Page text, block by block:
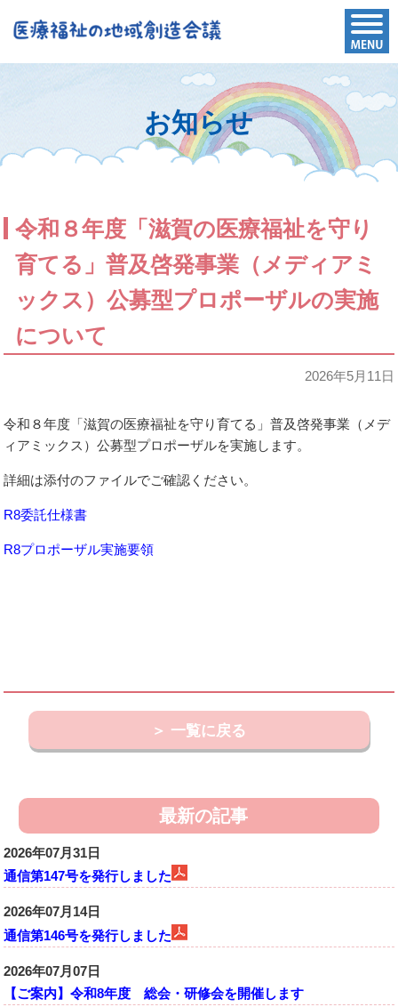
お知らせ
令和８年度「滋賀の医療福祉を守り
育てる」普及啓発事業（メディアミ
ックス）公募型プロポーザルの実施
について
2026年5月11日
令和８年度「滋賀の医療福祉を守り育てる」普及啓発事業（メデ
ィアミックス）公募型プロポーザルを実施します。
詳細は添付のファイルでご確認ください。
R8委託仕様書
R8プロポーザル実施要領
一覧に戻る
最新の記事
2026年07月31日
通信第147号を発行しました
2026年07月14日
通信第146号を発行しました
2026年07月07日
【ご案内】令和8年度 総会・研修会を開催します